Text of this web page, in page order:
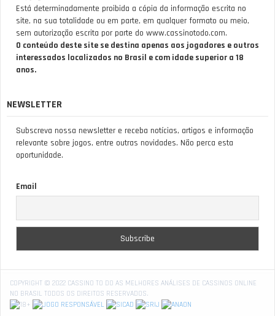
Está determinadamente proibida a cópia da informação escrita no
site, na sua totalidade ou em parte, em qualquer formato ou meio,
sem autorização escrita por parte do www.cassinotodo.com.
O conteúdo deste site se destina apenas aos jogadores e outros
interessados localizados no Brasil e com idade superior a 18
anos.
NEWSLETTER
Subscreva nossa newsletter e receba notícias, artigos e informação
relevante sobre jogos, entre outras novidades. Não perca esta
oportunidade.
Email
COPYRIGHT © 2022 CASSINO TO DO AS MELHORES ANÁLISES DE CASSINOS ONLINE
NO BRASIL TODOS OS DIREITOS RESERVADOS.